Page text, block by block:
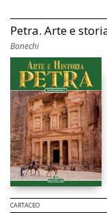
Petra. Arte e
Bonechi
CARTACEO